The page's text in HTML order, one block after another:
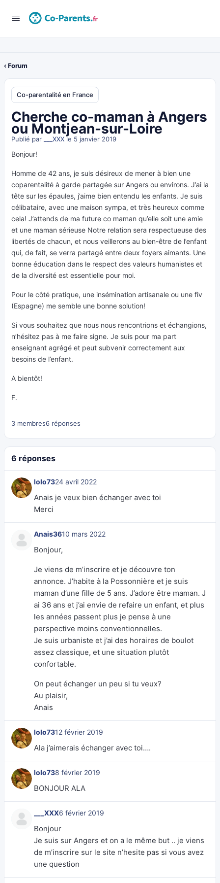
‹ Forum
Co-parentalité en France
Cherche co-maman à Angers
ou Montjean-sur-Loire
Publié par ___XXXle 5 janvier 2019
Bonjour!
Homme de 42 ans, je suis désireux de mener à bien une
coparentalité à garde partagée sur Angers ou environs. J’ai la
tête sur les épaules, j’aime bien entendu les enfants. Je suis
célibataire, avec une maison sympa, et très heureux comme
cela! J’attends de ma future co maman qu’elle soit une amie
et une maman sérieuse Notre relation sera respectueuse des
libertés de chacun, et nous veillerons au bien-être de l’enfant
qui, de fait, se verra partagé entre deux foyers aimants. Une
bonne éducation dans le respect des valeurs humanistes et
de la diversité est essentielle pour moi.
Pour le côté pratique, une insémination artisanale ou une fiv
(Espagne) me semble une bonne solution!
Si vous souhaitez que nous nous rencontrions et échangions,
n’hésitez pas à me faire signe. Je suis pour ma part
enseignant agrégé et peut subvenir correctement aux
besoins de l’enfant.
A bientôt!
F.
3 membres6 réponses
6 réponses
lolo7324 avril 2022
Anais je veux bien échanger avec toi
Merci
Anais3610 mars 2022
Bonjour,
Je viens de m’inscrire et je découvre ton
annonce. J’habite à la Possonnière et je suis
maman d’une fille de 5 ans. J’adore être maman. J
ai 36 ans et j’ai envie de refaire un enfant, et plus
les années passent plus je pense à une
perspective moins conventionnelles.
Je suis urbaniste et j’ai des horaires de boulot
assez classique, et une situation plutôt
confortable.
On peut échanger un peu si tu veux?
Au plaisir,
Anais
lolo7312 février 2019
Ala j’aimerais échanger avec toi….
lolo738 février 2019
BONJOUR ALA
___XXX6 février 2019
Bonjour
Je suis sur Angers et on a le même but .. je viens
de m’inscrire sur le site n’hesite pas si vous avez
une question